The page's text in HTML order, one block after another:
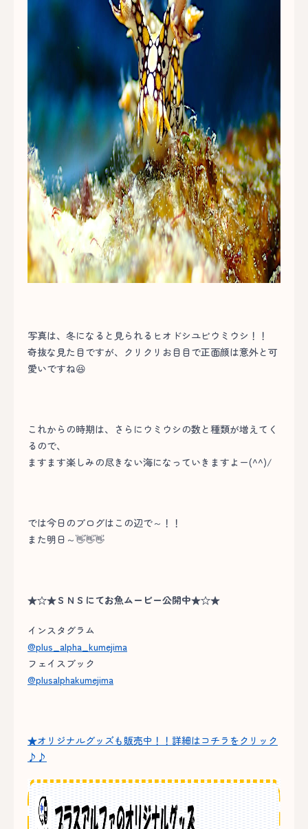
写真は、冬になると見られるヒオドシユビウミウシ！！
奇抜な見た目ですが、クリクリお目目で正面顔は意外と可
愛いですね😆
これからの時期は、さらにウミウシの数と種類が増えてく
るので、
ますます楽しみの尽きない海になっていきますよー(^^)/
では今日のブログはこの辺で～！！
また明日～👋👋👋
★☆★ＳＮＳにてお魚ムービー公開中★☆★
インスタグラム
@plus_alpha_kumejima
フェイスブック
@plusalphakumejima
★オリジナルグッズも販売中！！詳細はコチラをクリック
♪♪